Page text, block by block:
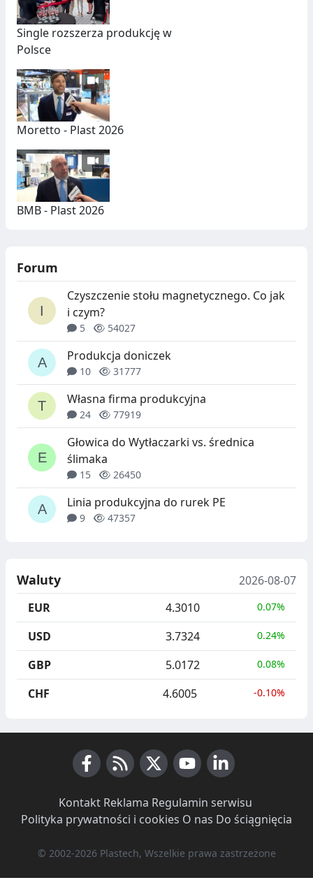
Single rozszerza produkcję w
Polsce
Moretto - Plast 2026
BMB - Plast 2026
Forum
Czyszczenie stołu magnetycznego. Co jak
i czym?
5 54027
Produkcja doniczek
10 31777
Własna firma produkcyjna
24 77919
Głowica do Wytłaczarki vs. średnica
ślimaka
15 26450
Linia produkcyjna do rurek PE
9 47357
Waluty
2026-08-07
EUR
4.3010 0.07%
USD 3.7324 0.24%
GBP 5.0172 0.08%
CHF 4.6005 -0.10%
Kontakt· Reklama Regulamin serwisu
Polityka prywatności i cookies O nas Do ściągnięcia
© 2002-2026 Plastech, Wszelkie prawa zastrzeżone